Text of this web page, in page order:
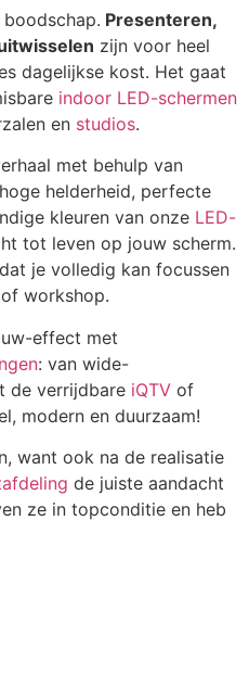
Presenteren,
zijn voor heel
dagelijkse kost. Het gaat
indoor LED-schermen
en studios.
met behulp van
helderheid, perfecte
kleuren van onze LED-
tot leven op jouw scherm.
je volledig kan focussen
workshop.
effect met
: van wide-
de verrijdbare iQTV of
modern en duurzaam!
want ook na de realisatie
de juiste aandacht
ze in topconditie en heb